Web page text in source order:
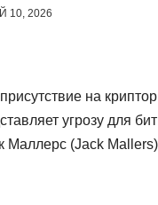
10, 2026
на
угрозу для
Маллерс (Jack